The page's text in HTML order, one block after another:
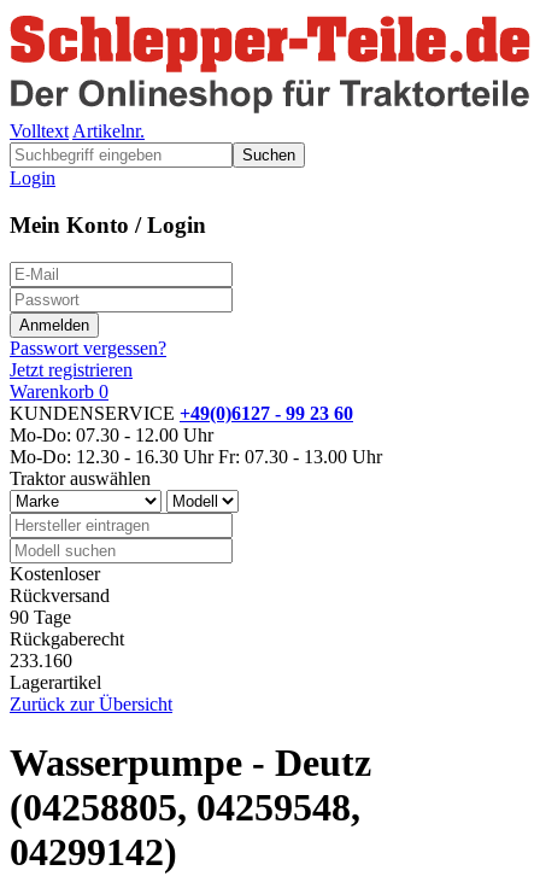
Volltext Artikelnr.
Suchen
Login
Mein Konto / Login
Passwort vergessen?
Jetzt registrieren
Warenkorb 0
KUNDENSERVICE +49(0)6127 - 99 23 60
Mo-Do: 07.30 - 12.00 Uhr
Mo-Do: 12.30 - 16.30 Uhr Fr: 07.30 - 13.00 Uhr
Traktor auswählen
Kostenloser
Rückversand
90 Tage
Rückgaberecht
233.160
Lagerartikel
Zurück zur Übersicht
Wasserpumpe - Deutz
(04258805, 04259548,
04299142)